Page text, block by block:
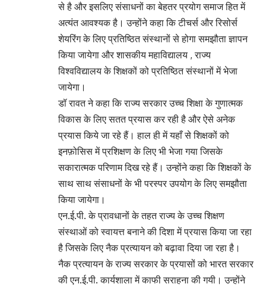
से है और इसलिए संसाधनों का बेहतर प्रयोग समाज हित में
अत्यंत आवश्यक है। उन्होंने कहा कि टीचर्स और रिसोर्स
शेयरिंग के लिए प्रतिष्ठित संस्थानों से होगा समझौता ज्ञापन
किया जायेगा और शासकीय महाविद्यालय , राज्य
विश्वविद्यालय के शिक्षकों को प्रतिष्ठित संस्थानों में भेजा
जायेगा।
डॉ रावत ने कहा कि राज्य सरकार उच्च शिक्षा के गुणात्मक
विकास के लिए सतत प्रयास कर रही है और ऐसे अनेक
प्रयास किये जा रहे हैं। हाल ही में यहाँ से शिक्षकों को
इनफ़ोसिस में प्रशिक्षण के लिए भी भेजा गया जिसके
सकारात्मक परिणाम दिख रहे हैं। उन्होंने कहा कि शिक्षकों के
साथ साथ संसाधनों के भी परस्पर उपयोग के लिए समझौता
किया जायेगा।
एन.ई.पी. के प्रावधानों के तहत राज्य के उच्च शिक्षण
संस्थाओं को स्वायत्त बनाने की दिशा में प्रयास किया जा रहा
है जिसके लिए नैक प्रत्यायन को बढ़ावा दिया जा रहा है।
नैक प्रत्यायन के राज्य सरकार के प्रयासों को भारत सरकार
की एन.ई.पी. कार्यशाला में काफी सराहना की गयी। उन्होंने